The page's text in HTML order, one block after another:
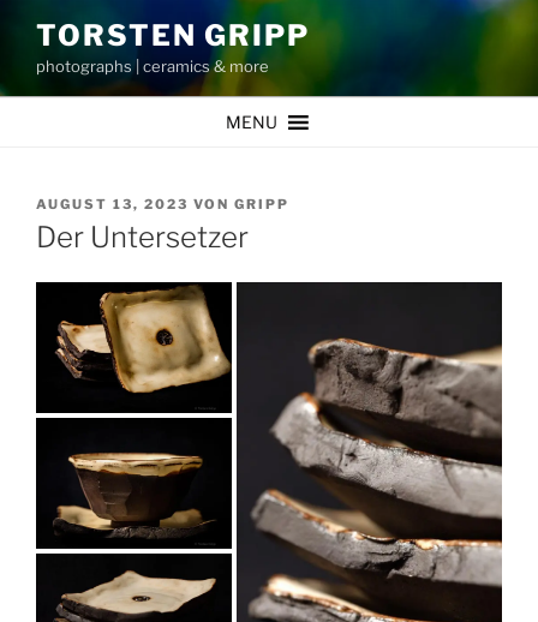
Inhalt
springen
TORSTEN GRIPP
photographs | ceramics & more
MENU
VERÖFFENTLICHT
AM
AUGUST 13, 2023 VON GRIPP
Der Untersetzer